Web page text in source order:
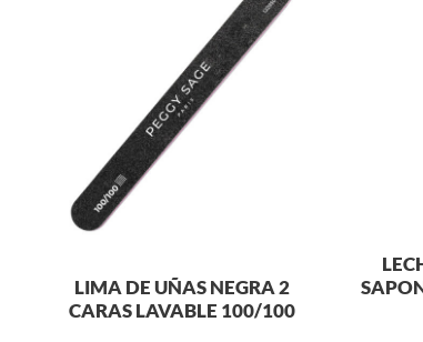
LIMA DE UÑAS NEGRA 2
CARAS LAVABLE 100/100